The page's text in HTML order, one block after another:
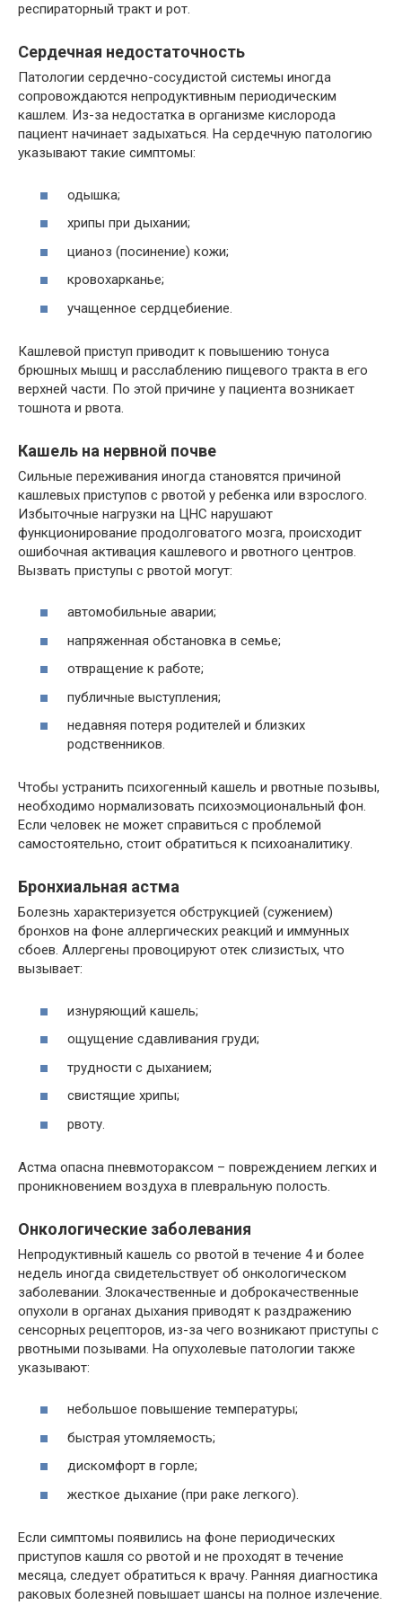
респираторный тракт и рот.
Сердечная недостаточность
Патологии сердечно-сосудистой системы иногда
сопровождаются непродуктивным периодическим
кашлем. Из-за недостатка в организме кислорода
пациент начинает задыхаться. На сердечную патологию
указывают такие симптомы:
одышка;
хрипы при дыхании;
цианоз (посинение) кожи;
кровохарканье;
учащенное сердцебиение.
Кашлевой приступ приводит к повышению тонуса
брюшных мышц и расслаблению пищевого тракта в его
верхней части. По этой причине у пациента возникает
тошнота и рвота.
Кашель на нервной почве
Сильные переживания иногда становятся причиной
кашлевых приступов с рвотой у ребенка или взрослого.
Избыточные нагрузки на ЦНС нарушают
функционирование продолговатого мозга, происходит
ошибочная активация кашлевого и рвотного центров.
Вызвать приступы с рвотой могут:
автомобильные аварии;
напряженная обстановка в семье;
отвращение к работе;
публичные выступления;
недавняя потеря родителей и близких
родственников.
Чтобы устранить психогенный кашель и рвотные позывы,
необходимо нормализовать психоэмоциональный фон.
Если человек не может справиться с проблемой
самостоятельно, стоит обратиться к психоаналитику.
Бронхиальная астма
Болезнь характеризуется обструкцией (сужением)
бронхов на фоне аллергических реакций и иммунных
сбоев. Аллергены провоцируют отек слизистых, что
вызывает:
изнуряющий кашель;
ощущение сдавливания груди;
трудности с дыханием;
свистящие хрипы;
рвоту.
Астма опасна пневмотораксом – повреждением легких и
проникновением воздуха в плевральную полость.
Онкологические заболевания
Непродуктивный кашель со рвотой в течение 4 и более
недель иногда свидетельствует об онкологическом
заболевании. Злокачественные и доброкачественные
опухоли в органах дыхания приводят к раздражению
сенсорных рецепторов, из-за чего возникают приступы с
рвотными позывами. На опухолевые патологии также
указывают:
небольшое повышение температуры;
быстрая утомляемость;
дискомфорт в горле;
жесткое дыхание (при раке легкого).
Если симптомы появились на фоне периодических
приступов кашля со рвотой и не проходят в течение
месяца, следует обратиться к врачу. Ранняя диагностика
раковых болезней повышает шансы на полное излечение.